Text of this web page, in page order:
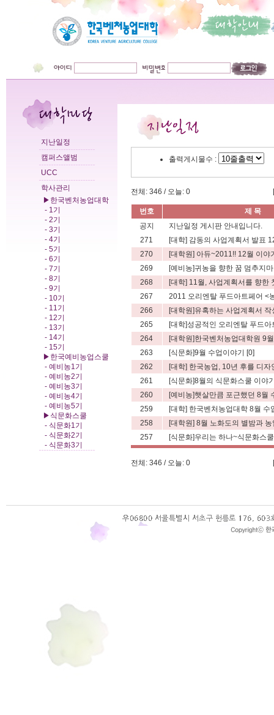
지난일정
캠퍼스앨범
UCC
학사관리
▶한국벤처농업대학
- 1기
- 2기
- 3기
- 4기
- 5기
- 6기
- 7기
- 8기
- 9기
- 10기
- 11기
- 12기
- 13기
- 14기
- 15기
▶한국예비농업스쿨
- 예비농1기
- 예비농2기
- 예비농3기
- 예비농4기
- 예비농5기
▶식문화스쿨
- 식문화1기
- 식문화2기
- 식문화3기
출력게시물수 :
전체: 346 / 오늘: 0
번호
제 목
공지
지난일정 게시판 안내입니다.
271
[대학] 감동의 사업계획서 발표
270
[대학원] 아듀~2011!! 12월 이야
269
[예비농]귀농을 향한 꿈 멈추지
268
[대학] 11월, 사업계획서를 향한
267
2011 오리엔탈 푸드아트페어 <
266
[대학원]유혹하는 사업계획서
265
[대학]성공적인 오리엔탈 푸드
264
[대학원]한국벤처농업대학원 9
263
[식문화]9월 수업이야기
[0]
262
[대학] 한국농업, 10년 후를 디
261
[식문화]8월의 식문화스쿨 이야
260
[예비농]햇살만큼 포근했던 8월
259
[대학] 한국벤처농업대학 8월 수
258
[대학원] 8월 노화도의 별밤과
257
[식문화]우리는 하나~식문화스
전체: 346 / 오늘: 0